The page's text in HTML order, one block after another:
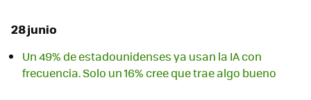
28 junio
Un 49% de estadounidenses ya usan la IA con
frecuencia. Solo un 16% cree que trae algo bueno